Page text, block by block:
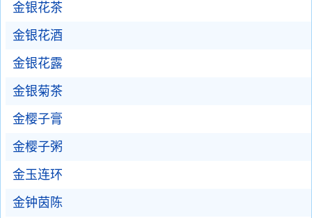
金银花茶
金银花酒
金银花露
金银菊茶
金樱子膏
金樱子粥
金玉连环
金钟茵陈